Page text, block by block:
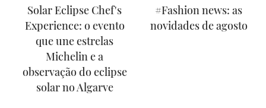
Solar Eclipse Chef's
Experience: o evento
que une estrelas
Michelin e a
observação do eclipse
solar no Algarve
#Fashion news: as
novidades de agosto